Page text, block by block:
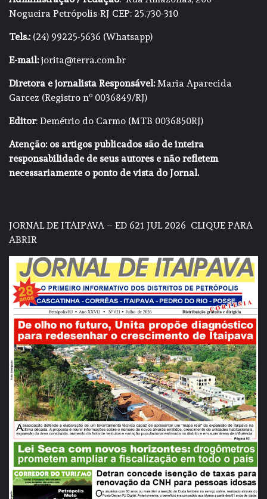
Nogueira Petrópolis-RJ CEP: 25.730-310
Tels.:(24) 99225-5636 (Whatsapp)
E-mail:jorita@terra.com.br
Diretora e jornalista Responsável:Maria Aparecida
Garcez (Registro nº 0036849/RJ)
Editor: Demétrio do Carmo (MTB 0036850RJ)
Atenção: os artigos publicados são de inteira
responsabilidade de seus autores e não refletem
necessariamente o ponto de vista do Jornal.
JORNAL DE ITAIPAVA – ED 621 JUL 2026 CLIQUE PARA
ABRIR